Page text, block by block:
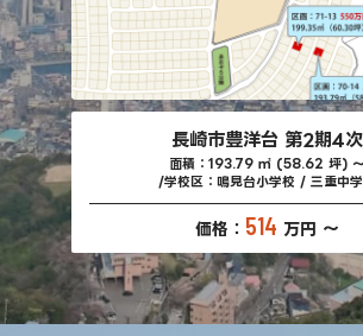
長崎市豊洋台 第2期4次
面積：193.79 ㎡ (58.62 坪)
学校区：鳴見台小学校 / 三重中
価格： 514 万円 ～